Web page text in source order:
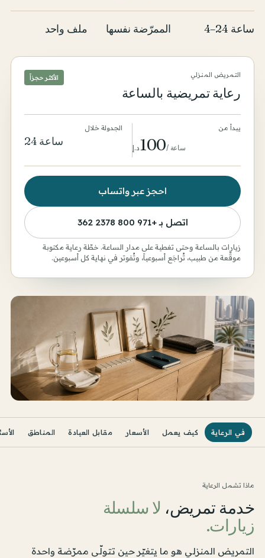
4–24 ساعة الممرّضة نفسها ملف واحد
التمريض المنزلي
رعاية تمريضية بالساعة
الأكثر حجزاً
يبدأ من
د.إ100/ ساعة
الجدولة خلال
24 ساعة
احجز عبر واتساب
اتصل بـ+971 800 2378 362
زيارات بالساعة وحتى تغطية على مدار الساعة. خطّة رعاية مكتوبة
موقّعة من طبيب، تُراجَع أسبوعياً، وتُفوتر في نهاية كل أسبوعين.
في الرعاية كيف يعمل الأسعار مقابل العيادة المناطق
ماذا تشمل الرعاية
خدمة تمريض، لا سلسلة
زيارات.
التمريض المنزلي هو ما يتغيّر حين تتولّى ممرّضة واحدة